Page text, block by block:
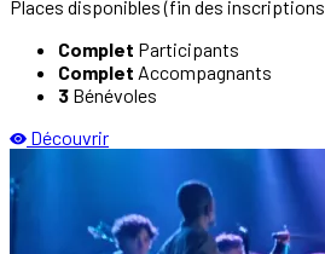
Places disponibles(fin des
Complet Participants
Complet Accompagnants
3 Bénévoles
Découvrir